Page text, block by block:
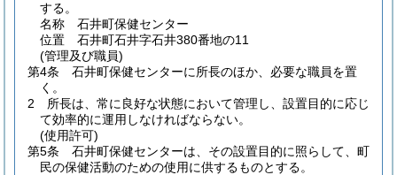
する。
名称 石井町保健センター
位置 石井町石井字石井380番地の11
(管理及び職員)
第4条
石井町保健センターに所長のほか、必要な職員を置
く。
2
所長は、常に良好な状態において管理し、設置目的に応じ
て効率的に運用しなければならない。
(使用許可)
第5条
石井町保健センターは、その設置目的に照らして、町
民の保健活動のための使用に供するものとする。